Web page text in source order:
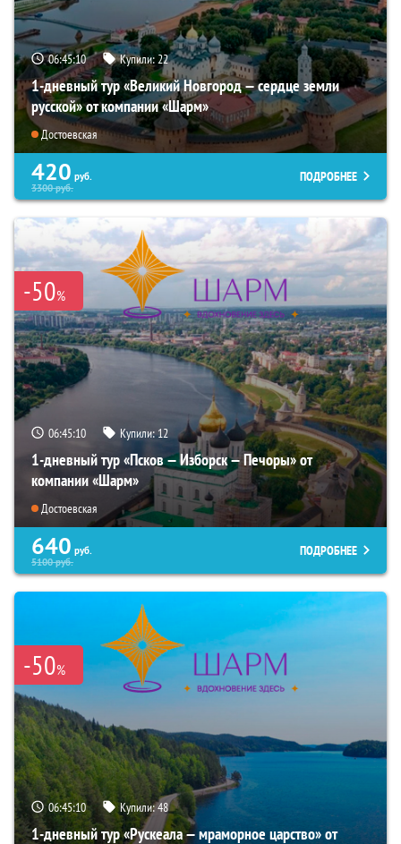
06:45:09 Купили:22
1-дневный тур «Великий Новгород — сердце земли
русской» от компании «Шарм»
Достоевская
420 руб.
3300руб.
ПОДРОБНЕЕ
-50%
06:45:09 Купили:12
1-дневный тур «Псков — Изборск — Печоры» от
компании «Шарм»
Достоевская
640 руб.
5100руб.
ПОДРОБНЕЕ
-50%
06:45:09 Купили:48
1-дневный тур «Рускеала — мраморное царство» от